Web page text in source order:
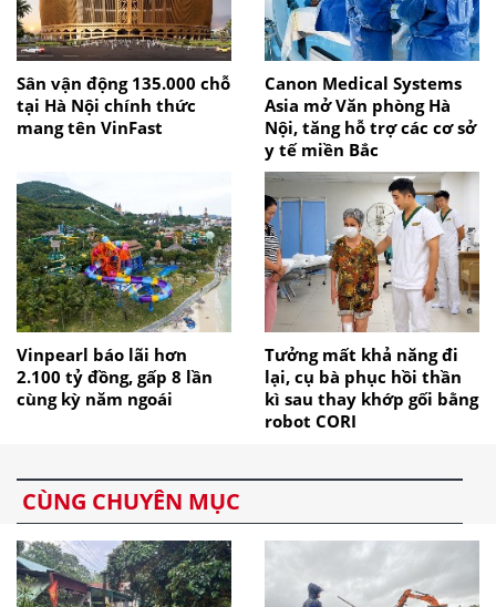
Sân vận động 135.000 chỗ
tại Hà Nội chính thức
mang tên VinFast
Canon Medical Systems
Asia mở Văn phòng Hà
Nội, tăng hỗ trợ các cơ sở
y tế miền Bắc
Vinpearl báo lãi hơn
2.100 tỷ đồng, gấp 8 lần
cùng kỳ năm ngoái
Tưởng mất khả năng đi
lại, cụ bà phục hồi thần
kì sau thay khớp gối bằng
robot CORI
CÙNG CHUYÊN MỤC